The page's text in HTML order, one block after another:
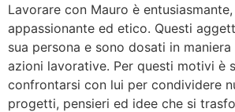
Lavorare con Mauro è
appassionante ed etico. Questi
sua persona e sono dosati in
azioni lavorative. Per questi motivi è
confrontarsi con lui per condividere
progetti, pensieri ed idee che si